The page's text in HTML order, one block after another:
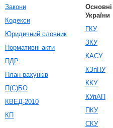
Закони
Кодекси
Юридичний словник
Нормативні акти
ПДР
План рахунків
П(С)БО
КВЕД-2010
КП
України
ГКУ
ЗКУ
КАСУ
КЗпПУ
ККУ
КУпАП
ПКУ
СКУ